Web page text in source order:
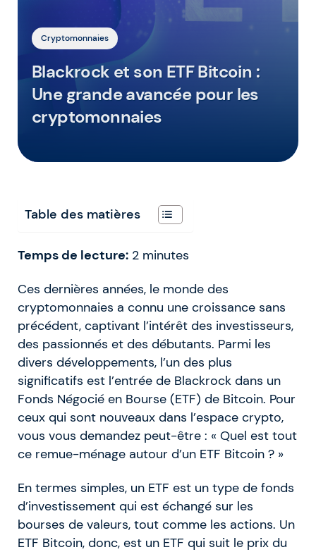
Cryptomonnaies
Blackrock et son ETF Bitcoin :
Une grande avancée pour les
cryptomonnaies
Table des matières
Temps de lecture: 2 minutes
Ces dernières années, le monde des
cryptomonnaies a connu une croissance sans
précédent, captivant l’intérêt des investisseurs,
des passionnés et des débutants. Parmi les
divers développements, l’un des plus
significatifs est l’entrée de Blackrock dans un
Fonds Négocié en Bourse (ETF) de Bitcoin. Pour
ceux qui sont nouveaux dans l’espace crypto,
vous vous demandez peut-être : « Quel est tout
ce remue-ménage autour d’un ETF Bitcoin ? »
En termes simples, un ETF est un type de fonds
d’investissement qui est échangé sur les
bourses de valeurs, tout comme les actions. Un
ETF Bitcoin, donc, est un ETF qui suit le prix du